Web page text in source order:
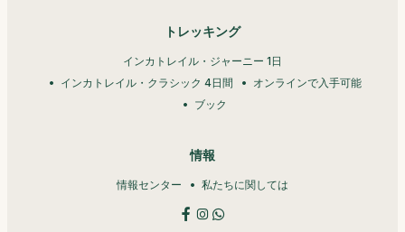
トレッキング
インカトレイル・ジャーニー 1日
インカトレイル・クラシック 4日間
オンラインで入手可能
ブック
情報
情報センター 私たちに関しては